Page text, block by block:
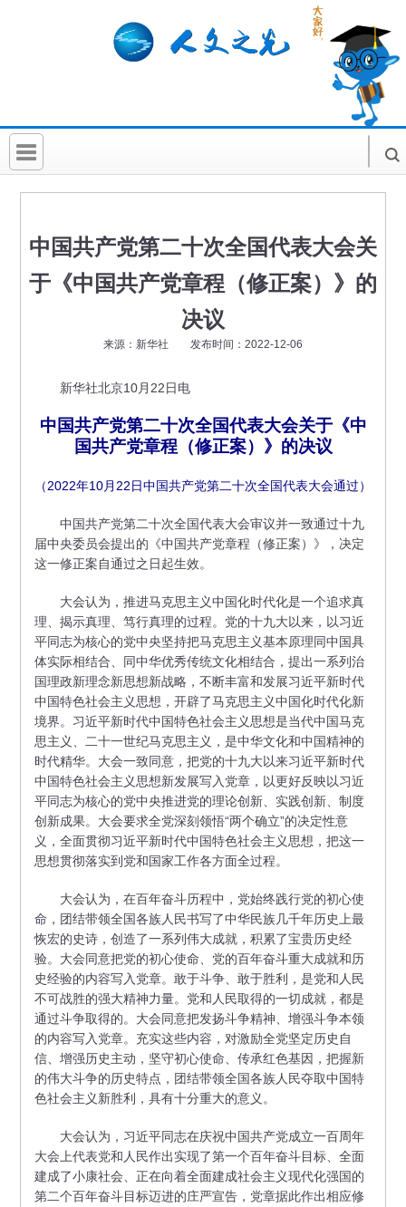
首 页
中国共产党第二十次全国代表大会关
于《中国共产党章程（修正案）》的
决议
来源：新华社 发布时间：2022-12-06
新华社北京10月22日电
中国共产党第二十次全国代表大会关于《中
国共产党章程（修正案）》的决议
（2022年10月22日中国共产党第二十次全国代表大会通过）
中国共产党第二十次全国代表大会审议并一致通过十九
届中央委员会提出的《中国共产党章程（修正案）》，决定
这一修正案自通过之日起生效。
大会认为，推进马克思主义中国化时代化是一个追求真
理、揭示真理、笃行真理的过程。党的十九大以来，以习近
平同志为核心的党中央坚持把马克思主义基本原理同中国具
体实际相结合、同中华优秀传统文化相结合，提出一系列治
国理政新理念新思想新战略，不断丰富和发展习近平新时代
中国特色社会主义思想，开辟了马克思主义中国化时代化新
境界。习近平新时代中国特色社会主义思想是当代中国马克
思主义、二十一世纪马克思主义，是中华文化和中国精神的
时代精华。大会一致同意，把党的十九大以来习近平新时代
中国特色社会主义思想新发展写入党章，以更好反映以习近
平同志为核心的党中央推进党的理论创新、实践创新、制度
创新成果。大会要求全党深刻领悟“两个确立”的决定性意
义，全面贯彻习近平新时代中国特色社会主义思想，把这一
思想贯彻落实到党和国家工作各方面全过程。
大会认为，在百年奋斗历程中，党始终践行党的初心使
命，团结带领全国各族人民书写了中华民族几千年历史上最
恢宏的史诗，创造了一系列伟大成就，积累了宝贵历史经
验。大会同意把党的初心使命、党的百年奋斗重大成就和历
史经验的内容写入党章。敢于斗争、敢于胜利，是党和人民
不可战胜的强大精神力量。党和人民取得的一切成就，都是
通过斗争取得的。大会同意把发扬斗争精神、增强斗争本领
的内容写入党章。充实这些内容，对激励全党坚定历史自
信、增强历史主动，坚守初心使命、传承红色基因，把握新
的伟大斗争的历史特点，团结带领全国各族人民夺取中国特
色社会主义新胜利，具有十分重大的意义。
大会认为，习近平同志在庆祝中国共产党成立一百周年
大会上代表党和人民作出实现了第一个百年奋斗目标、全面
建成了小康社会、正在向着全面建成社会主义现代化强国的
第二个百年奋斗目标迈进的庄严宣告，党章据此作出相应修